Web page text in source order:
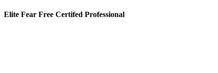
Elite Fear Free Certifed Professional